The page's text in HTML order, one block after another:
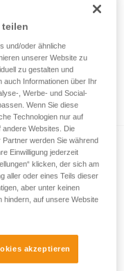
man zum
am
teilen
und/oder ähnliche
unserer Website zu
zu gestalten und
auch Informationen über Ihr
, Werbe- und Social-
Wenn Sie diese
Technologien nur auf
Websites. Die
werden Sie während
Einwilligung jederzeit
klicken, der sich am
aller oder eines Teils dieser
aber unter keinen
hindern, auf unsere Website
akzeptieren